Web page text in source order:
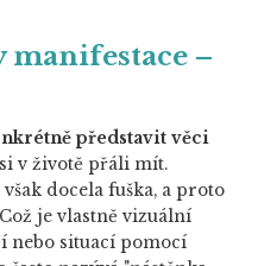
–
představit věci
v životě přáli mít.
docela fuška, a proto
je vlastně vizuální
nebo situací pomocí